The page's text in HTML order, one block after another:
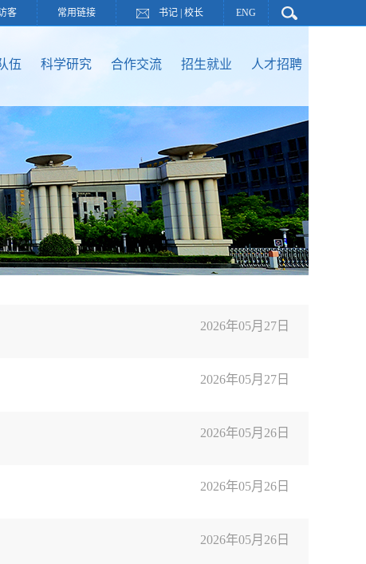
客 常用链接 书记 校长 ENG
伍 科学研究 合作交流 招生就业 人才招聘
2026年05月27日
2026年05月27日
2026年05月26日
2026年05月26日
2026年05月26日